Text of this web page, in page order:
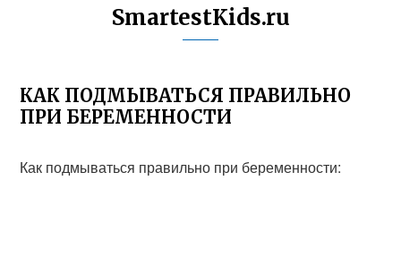
SmartestKids.ru
КАК ПОДМЫВАТЬСЯ ПРАВИЛЬНО
ПРИ БЕРЕМЕННОСТИ
Как подмываться правильно при беременности: